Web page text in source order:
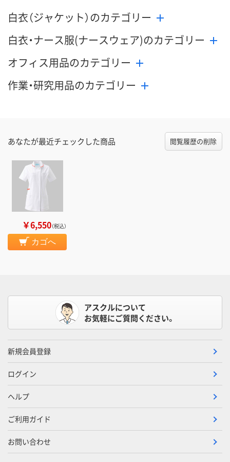
白衣（ジャケット）のカテゴリー
白衣・ナース服(ナースウェア)のカテゴリー
オフィス用品のカテゴリー
作業・研究用品のカテゴリー
あなたが最近チェックした商品 閲覧履歴の削除
￥6,550（税込）
カゴへ
アスクルについて
お気軽にご質問ください。
新規会員登録
ログイン
ヘルプ
ご利用ガイド
お問い合わせ